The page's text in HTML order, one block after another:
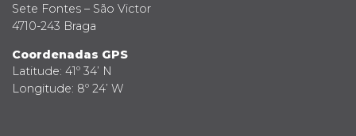
Sete Fontes – São Victor
4710-243 Braga
Coordenadas GPS
Latitude: 41º 34’ N
Longitude: 8º 24’ W